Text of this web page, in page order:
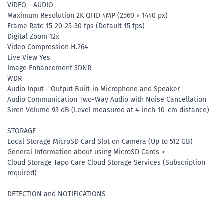
VIDEO - AUDIO
Maximum Resolution 2K QHD 4MP (2560 × 1440 px)
Frame Rate 15-20-25-30 fps (Default 15 fps)
Digital Zoom 12x
Video Compression H.264
Live View Yes
Image Enhancement 3DNR
WDR
Audio Input - Output Built-in Microphone and Speaker
Audio Communication Two-Way Audio with Noise Cancellation
Siren Volume 93 dB (Level measured at 4-inch-10-cm distance)
STORAGE
Local Storage MicroSD Card Slot on Camera (Up to 512 GB)
General Information about using MicroSD Cards >
Cloud Storage Tapo Care Cloud Storage Services (Subscription
required)
DETECTION and NOTIFICATIONS